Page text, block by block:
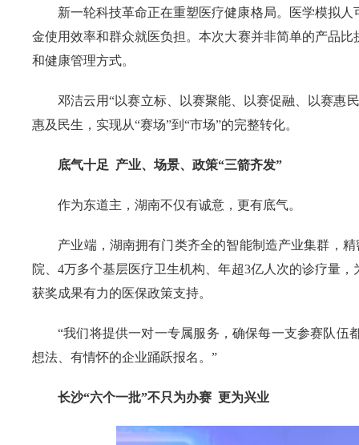
新一轮科技革命正在重塑医疗健康格局。医学模拟
金使用效率和群众就医负担。本次大赛并非简单的产品
和健康管理方式。
邓洁云用“以赛立标、以赛聚能、以赛促融、以赛惠
惠及民生，实现从“赛场”到“市场”的完整转化。
底气十足 产业、场景、政策“三箭齐发”
作为东道主，湖南不仅有诚意，更有底气。
产业端，湖南拥有门类齐全的智能制造产业集群，
院、4万多个基层医疗卫生机构、年超3亿人次的诊疗量
获奖成果有力的医保政策支持。
“我们将提供一对一专属服务，确保每一支参赛队伍
想法、有情怀的企业踊跃报名。”
长沙“六个一批”不只为办赛 更为兴业